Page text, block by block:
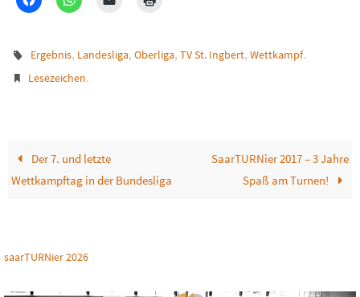
Ergebnis, Landesliga,Oberliga,TV St. Ingbert,Wettkampf.
Lesezeichen.
Der 7. und letzte
Wettkampftag in der Bundesliga
SaarTURNier 2017 – 3 Jahre
Spaß am Turnen!
saarTURNier 2026